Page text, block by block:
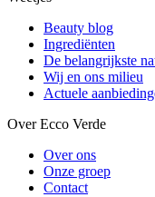
Beauty blog
Ingrediënten
De belangrijkste
Wij en ons milieu
Actuele
Over Ecco Verde
Over ons
Onze groep
Contact